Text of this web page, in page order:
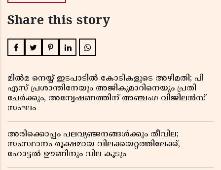
Share this story
മിൽമ നെയ്യ് ഇടപാടിൽ കോടികളുടെ അഴിമതി; പി
എസ് പ്രശാന്തിനേയും അജികുമാറിനെയും പ്രതി
ചേർക്കും, അന്വേഷണത്തിന് അഞ്ചംഗ വിജിലൻസ്
സംഘം
അരിക്കൊപ്പം പലവ്യഞ്ജനങ്ങൾക്കും തീവില;
സംസ്ഥാനം രൂക്ഷമായ വിലക്കയറ്റത്തിലേക്ക്,
ഹോട്ടൽ ഊണിനും വില കൂടും